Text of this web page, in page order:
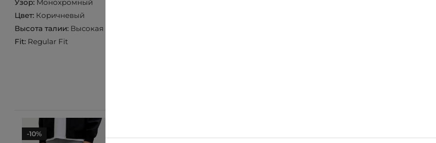
Узор: Монохромный
Цвет: Коричневый
Высота талии: Высокая
Fit: Regular Fit
-10%